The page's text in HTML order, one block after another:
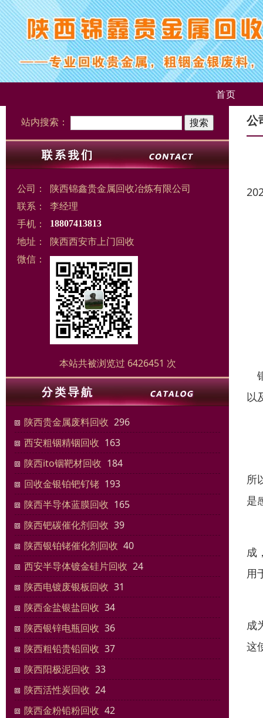
首页
站内搜索：
公司：
陕西锦鑫贵金属回收冶炼有限公司
联系：
李经理
手机：
18807413813
地址：
陕西西安市上门回收
微信：
本站共被浏览过 6426451 次
陕西贵金属废料回收 296
西安粗铟精铟回收 163
陕西ito铟靶材回收 184
回收金银铂钯钌铑 193
陕西半导体蓝膜回收 165
陕西钯碳催化剂回收 39
陕西银铂铑催化剂回收 40
西安半导体镀金硅片回收 24
陕西电镀废银板回收 31
陕西金盐银盐回收 34
陕西银锌电瓶回收 36
陕西粗铅贵铅回收 37
陕西阳极泥回收 33
陕西活性炭回收 24
陕西金粉铅粉回收 42
公
以
所
是
成
用
成
这